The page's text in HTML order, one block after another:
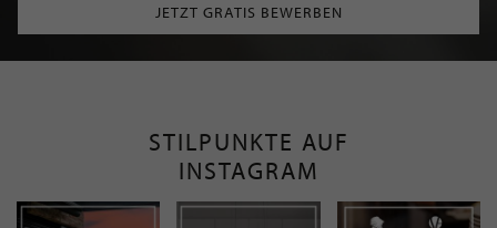
JETZT GRATIS BEWERBEN
STILPUNKTE AUF
INSTAGRAM